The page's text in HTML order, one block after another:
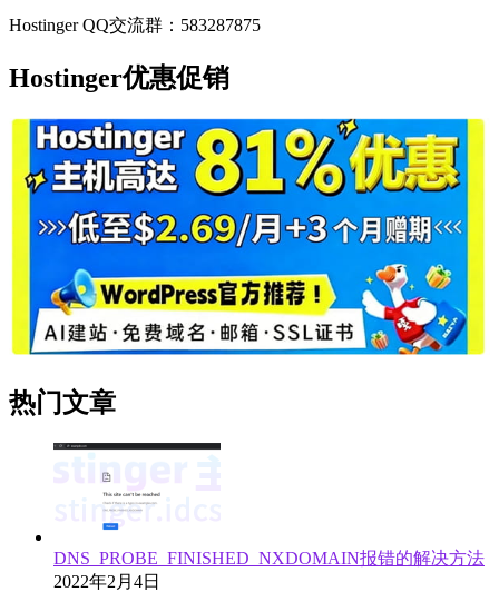
Hostinger QQ交流群：583287875
Hostinger优惠促销
热门文章
DNS_PROBE_FINISHED_NXDOMAIN报错的解决方法
2022年2月4日